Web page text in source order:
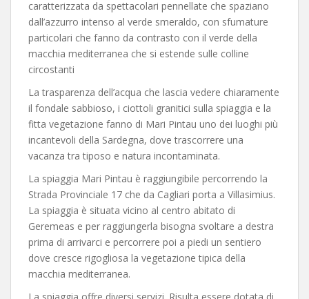
caratterizzata da spettacolari pennellate che spaziano
dall’azzurro intenso al verde smeraldo, con sfumature
particolari che fanno da contrasto con il verde della
macchia mediterranea che si estende sulle colline
circostanti
La trasparenza dell’acqua che lascia vedere chiaramente
il fondale sabbioso, i ciottoli granitici sulla spiaggia e la
fitta vegetazione fanno di Mari Pintau uno dei luoghi più
incantevoli della Sardegna, dove trascorrere una
vacanza tra tiposo e natura incontaminata.
La spiaggia Mari Pintau è raggiungibile percorrendo la
Strada Provinciale 17 che da Cagliari porta a Villasimius.
La spiaggia è situata vicino al centro abitato di
Geremeas e per raggiungerla bisogna svoltare a destra
prima di arrivarci e percorrere poi a piedi un sentiero
dove cresce rigogliosa la vegetazione tipica della
macchia mediterranea.